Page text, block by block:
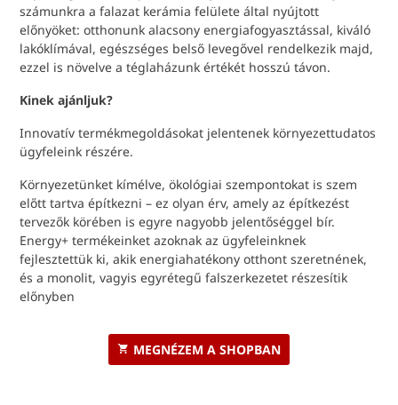
számunkra a falazat kerámia felülete által nyújtott
előnyöket: otthonunk alacsony energiafogyasztással, kiváló
lakóklímával, egészséges belső levegővel rendelkezik majd,
ezzel is növelve a téglaházunk értékét hosszú távon.
Kinek ajánljuk?
Innovatív termékmegoldásokat jelentenek környezettudatos
ügyfeleink részére.
Környezetünket kímélve, ökológiai szempontokat is szem
előtt tartva építkezni – ez olyan érv, amely az építkezést
tervezők körében is egyre nagyobb jelentőséggel bír.
Energy+ termékeinket azoknak az ügyfeleinknek
fejlesztettük ki, akik energiahatékony otthont szeretnének,
és a monolit, vagyis egyrétegű falszerkezetet részesítik
előnyben
MEGNÉZEM A SHOPBAN